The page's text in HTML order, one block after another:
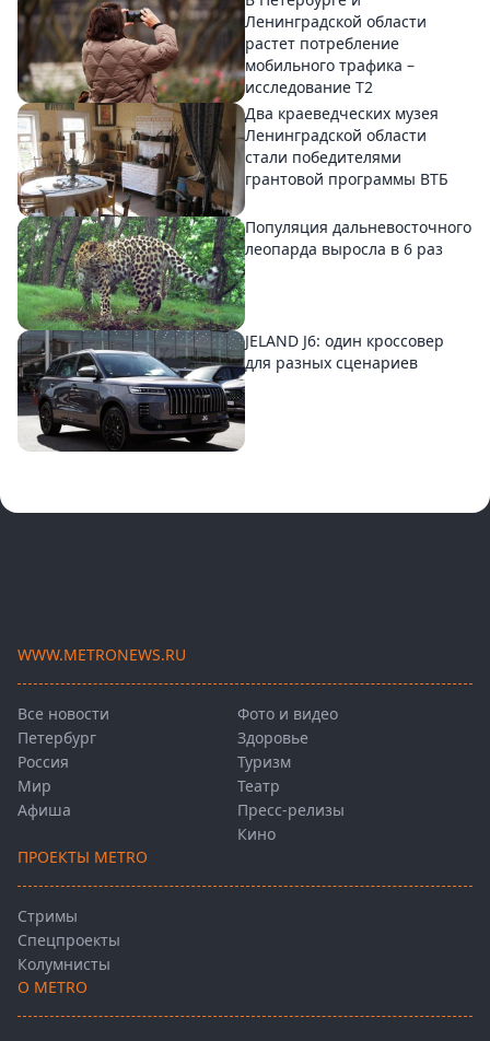
Ленинградской области
растет потребление
мобильного трафика –
исследование T2
Два краеведческих музея
Ленинградской области
стали победителями
грантовой программы ВТБ
Популяция дальневосточного
леопарда выросла в 6 раз
JELAND J6: один кроссовер
для разных сценариев
WWW.METRONEWS.RU
Все новости
Петербург
Россия
Мир
Афиша
Фото и видео
Здоровье
Туризм
Театр
Пресс-релизы
Кино
ПРОЕКТЫ METRO
Стримы
Спецпроекты
Колумнисты
О METRO